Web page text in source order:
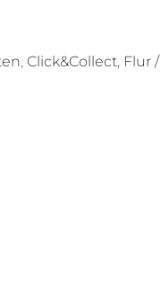
, Click&Collect, Flur